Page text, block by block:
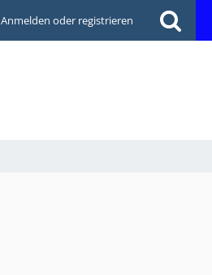
Anmelden oder registrieren